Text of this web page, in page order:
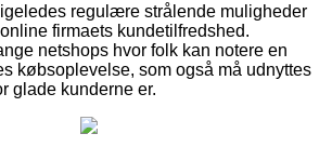
regulære strålende muligheder
firmaets kundetilfredshed.
netshops hvor folk kan notere en
købsoplevelse, som også må udnyttes
glade kunderne er.